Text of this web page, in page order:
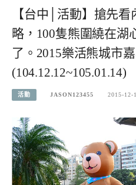
【台中│活動】搶先
略，100隻熊圍繞在湖
了。2015樂活熊城市
(104.12.12~105.01.14)
活動 JASON123455 2015-12-